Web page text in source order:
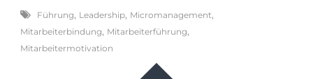
Führung, Leadership, Micromanagement,
Mitarbeiterbindung, Mitarbeiterführung,
Mitarbeitermotivation